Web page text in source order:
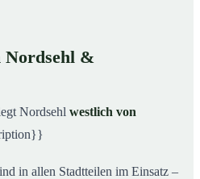
Nordsehl &
Nordsehl westlich von
in allen Stadtteilen im Einsatz –